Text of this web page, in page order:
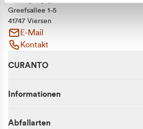
Greefsallee 1-5
41747 Viersen
E-Mail
Kontakt
CURANTO
Informationen
Abfallarten